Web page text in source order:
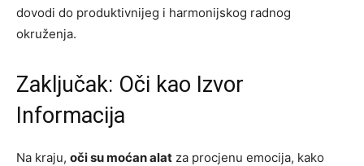
dovodi do produktivnijeg i harmonijskog radnog
okruženja.
Zaključak: Oči kao Izvor
Informacija
Na kraju, oči su moćan alat za procjenu emocija, kako